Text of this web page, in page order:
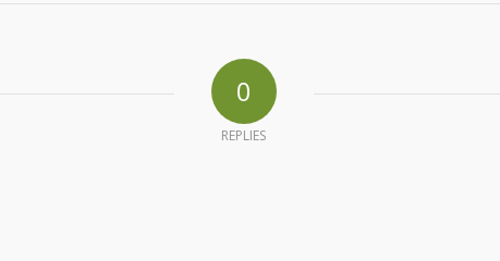
0
REPLIES